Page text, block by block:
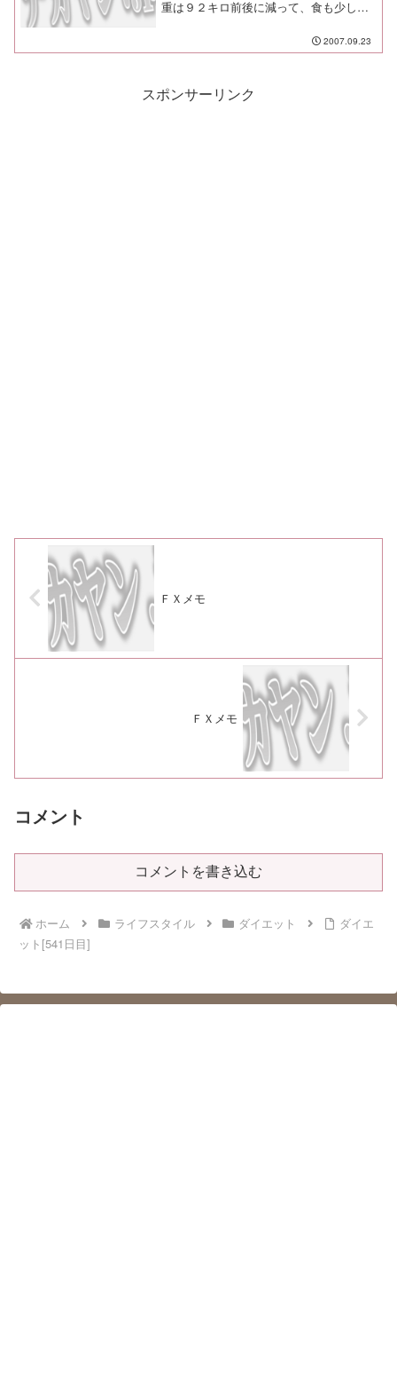
重は９２キロ前後に減って、食も少しだ
メンタル・ダイエットについて解説しと
く。
2007.09.23
スポンサーリンク
ＦＸメモ
ＦＸメモ
コメント
コメントを書き込む
ホーム ライフスタイル ダイエット
ダイエ
ット[541日目]